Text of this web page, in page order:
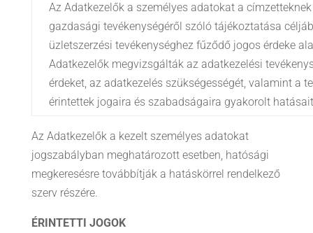
Az Adatkezelők a személyes adatokat a
gazdasági tevékenységéről szóló tájékoztatása
üzletszerzési tevékenységhez fűződő jogos érdeke
Adatkezelők megvizsgálták az adatkezelési
érdeket, az adatkezelés szükségességét, valamint a
érintettek jogaira és szabadságaira gyakorolt
Az Adatkezelők a kezelt személyes adatokat
jogszabályban meghatározott esetben, hatósági
megkeresésre továbbítják a hatáskörrel rendelkező
szerv részére.
ÉRINTETTI JOGOK